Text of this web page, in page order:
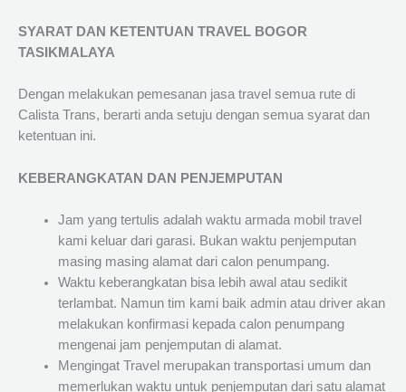
SYARAT DAN KETENTUAN TRAVEL BOGOR
TASIKMALAYA
Dengan melakukan pemesanan jasa travel semua rute di
Calista Trans, berarti anda setuju dengan semua syarat dan
ketentuan ini.
KEBERANGKATAN DAN PENJEMPUTAN
Jam yang tertulis adalah waktu armada mobil travel
kami keluar dari garasi. Bukan waktu penjemputan
masing masing alamat dari calon penumpang.
Waktu keberangkatan bisa lebih awal atau sedikit
terlambat. Namun tim kami baik admin atau driver akan
melakukan konfirmasi kepada calon penumpang
mengenai jam penjemputan di alamat.
Mengingat Travel merupakan transportasi umum dan
memerlukan waktu untuk penjemputan dari satu alamat